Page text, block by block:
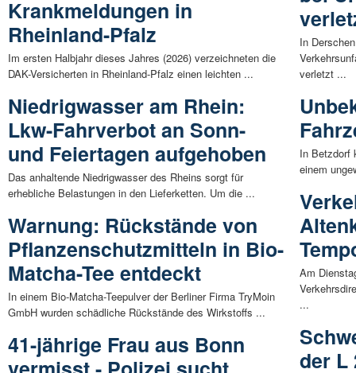
Krankmeldungen in
Rheinland-Pfalz
Im ersten Halbjahr dieses Jahres (2026) verzeichneten die
DAK-Versicherten in Rheinland-Pfalz einen leichten ...
Niedrigwasser am Rhein:
Lkw-Fahrverbot an Sonn-
und Feiertagen aufgehoben
Das anhaltende Niedrigwasser des Rheins sorgt für
erhebliche Belastungen in den Lieferketten. Um die ...
Warnung: Rückstände von
Pflanzenschutzmitteln in Bio-
Matcha-Tee entdeckt
In einem Bio-Matcha-Teepulver der Berliner Firma TryMoin
GmbH wurden schädliche Rückstände des Wirkstoffs ...
41-jährige Frau aus Bonn
In
verletzt ...
In Betzdorf
einem
Am
...
der L